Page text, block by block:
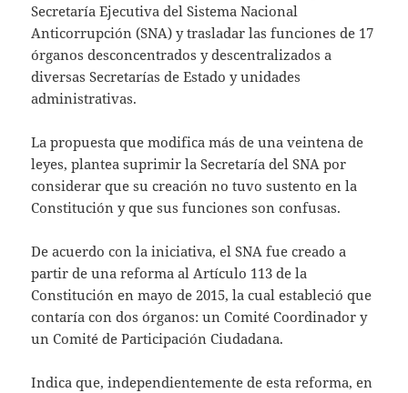
Secretaría Ejecutiva del Sistema Nacional
Anticorrupción (SNA) y trasladar las funciones de 17
órganos desconcentrados y descentralizados a
diversas Secretarías de Estado y unidades
administrativas.
La propuesta que modifica más de una veintena de
leyes, plantea suprimir la Secretaría del SNA por
considerar que su creación no tuvo sustento en la
Constitución y que sus funciones son confusas.
De acuerdo con la iniciativa, el SNA fue creado a
partir de una reforma al Artículo 113 de la
Constitución en mayo de 2015, la cual estableció que
contaría con dos órganos: un Comité Coordinador y
un Comité de Participación Ciudadana.
Indica que, independientemente de esta reforma, en